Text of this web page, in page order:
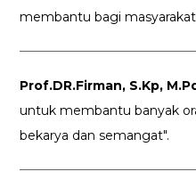
membantu bagi masyarakat
Prof.DR.Firman, S.Kp,
untuk membantu banyak
bekarya dan semangat".